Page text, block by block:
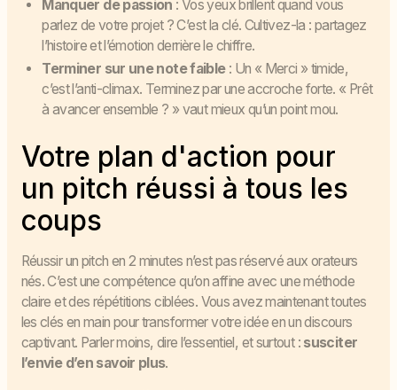
Manquer de passion : Vos yeux brillent quand vous
parlez de votre projet ? C’est la clé. Cultivez-la : partagez
l’histoire et l’émotion derrière le chiffre.
Terminer sur une note faible: Un « Merci » timide,
c’est l’anti-climax. Terminez par une accroche forte. « Prêt
à avancer ensemble ? » vaut mieux qu’un point mou.
Votre plan d'action pour
un pitch réussi à tous les
coups
Réussir un pitch en 2 minutes n’est pas réservé aux orateurs
nés. C’est une compétence qu’on affine avec une méthode
claire et des répétitions ciblées. Vous avez maintenant toutes
les clés en main pour transformer votre idée en un discours
captivant. Parler moins, dire l’essentiel, et surtout : susciter
l’envie d’en savoir plus.